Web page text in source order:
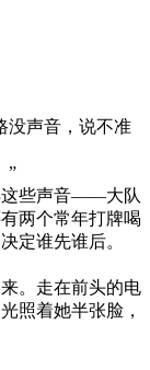
没声音，说不准
”
这些声音——大队
两个常年打牌喝
定谁先谁后。
。走在前头的电
照着她半张脸，